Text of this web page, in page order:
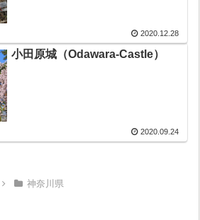
2020.12.28
小田原城（Odawara-Castle）
2020.09.24
神奈川県